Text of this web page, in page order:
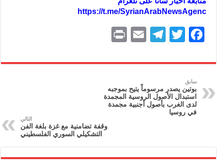
https://t.me/SyrianArabNewsAgenc
F
c
e
b
o
T
itt
T
e
gr
a
m
E
ai
nt
سابق
بوتين يصدر مرسوماً يتيح بموجبه
استبدال الأصول الروسية المجمدة
لدى الغرب بأصول أجنبية مجمدة
في روسيا
التالي
وقفة تضامنية مع غزة بلغة الفن
التشكيلي السوري الفلسطيني